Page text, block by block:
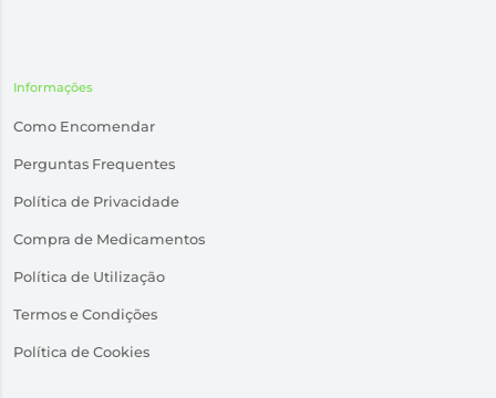
Informações
Como Encomendar
Perguntas Frequentes
Política de Privacidade
Compra de Medicamentos
Política de Utilização
Termos e Condições
Política de Cookies